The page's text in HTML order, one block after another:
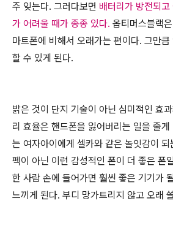
주 잊는다. 그러다보면 배터리가 방전되고
가 어려울 때가 종종 있다. 옵티머스블랙
마트폰에 비해서 오래가는 편이다. 그만
할 수 있게 된다.
밝은 것이 단지 기술이 아닌 심미적인 효
리 효율은 핸드폰을 잃어버리는 일을 줄
는 여자아이에게 셀카와 같은 놀잇감이
펙이 아닌 이런 감성적인 폰이 더 좋은 폰
한 사람 손에 들어가면 훨씬 좋은 기기가
느끼게 된다. 부디 망가트리지 않고 오래